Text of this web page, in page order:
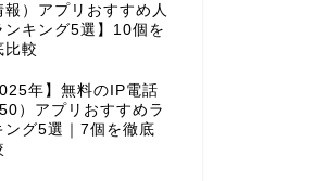
報）アプリおすすめ人
ンキング5選】10個を
比較
年】無料のIP電話
）アプリおすすめラ
ング5選｜7個を徹底